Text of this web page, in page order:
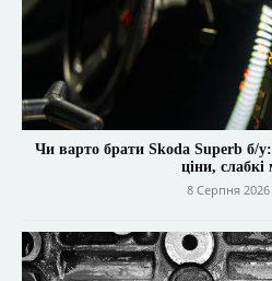
Чи варто брати Skoda Superb б/
ціни, слабкі
8 Серпня 2026